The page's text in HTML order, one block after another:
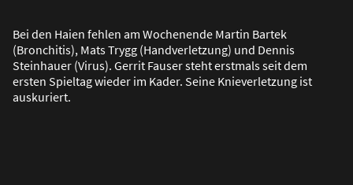
Bei den Haien fehlen am Wochenende Martin Bartek
(Bronchitis), Mats Trygg (Handverletzung) und Dennis
Steinhauer (Virus). Gerrit Fauser steht erstmals seit dem
ersten Spieltag wieder im Kader. Seine Knieverletzung ist
auskuriert.